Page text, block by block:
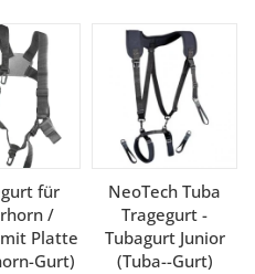
für
/
Platte
Gurt)
NeoTech Tuba
Tragegurt -
Tubagurt Junior
(Tuba--Gurt)